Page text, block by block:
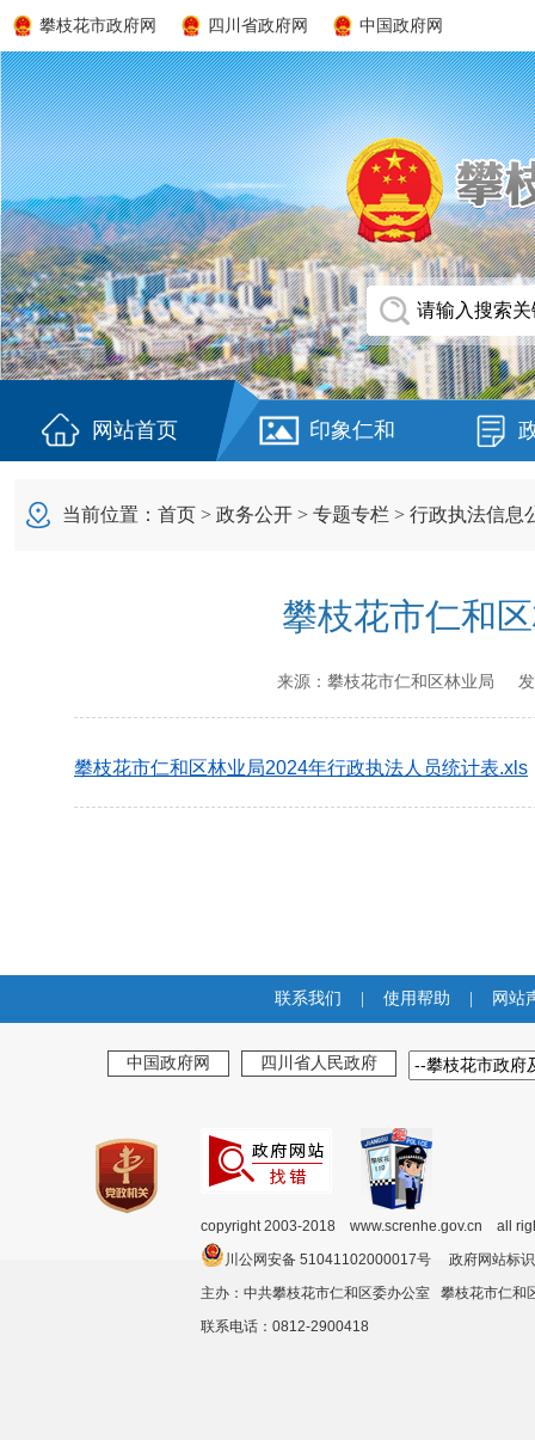
攀枝花市政府网 四川省政府网 中国政府网
网站首页 印象仁和
当前位置： 首页 > 政务公开 > 专题专栏 > 行政执法信息
攀枝花市仁和
来源： 攀枝花市仁和区林业局 发
攀枝花市仁和区林业局2024年行政执法人员统计表.xls
联系我们 使用帮助 网站
中国政府网 四川省人民政府
copyright 2003-2018 www.screnhe.gov.cn all
川公网安备 51041102000017号 政府网站
主办：中共攀枝花市仁和区委办公室 攀枝花市仁
联系电话：0812-2900418